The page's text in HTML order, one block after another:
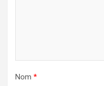
Nom *